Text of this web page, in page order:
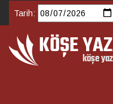
Tarih: